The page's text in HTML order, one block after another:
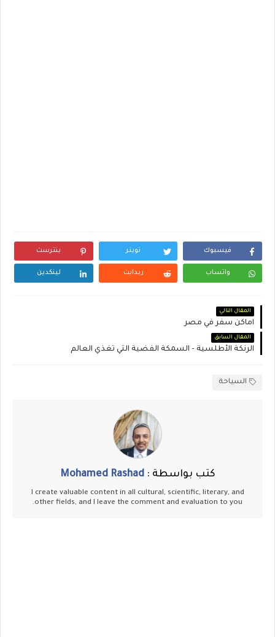
فيسبوك تويتر بنترست
واتساب ريدايت لينكدين
المقال التالي
اماكن سفر في مصر
المقال السابق
الرنكة الأطلسية - السمكة الفضية التي تغذي العالم
السياحة
كتب بواسطة : Mohamed Rashad
I create valuable content in all cultural, scientific, literary, and
other fields, and I leave the comment and evaluation to you.